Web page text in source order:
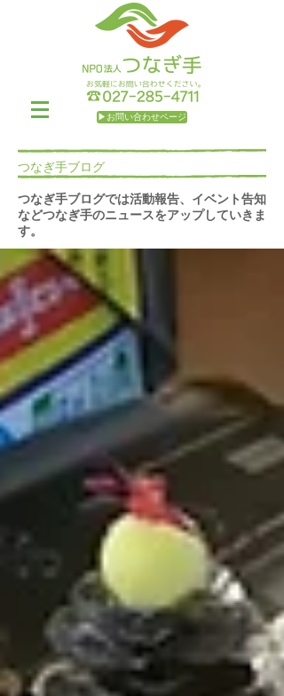
▶お問い合わせページ
つなぎ手ブログ
つなぎ手ブログでは活動報告、イベント告知
などつなぎ手のニュースをアップしていきま
す。